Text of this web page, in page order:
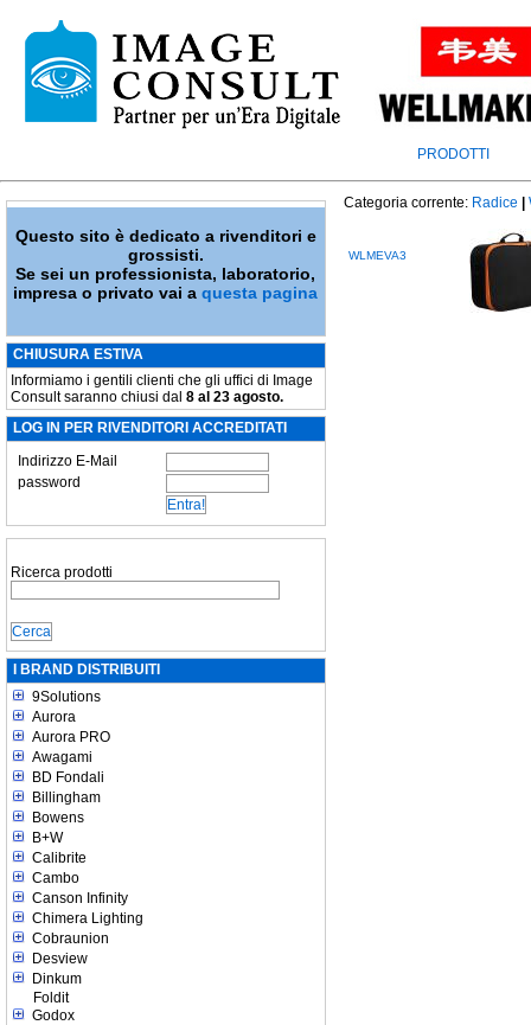
PRODOTTI
Questo sito è dedicato a rivenditori e
grossisti.
Se sei un professionista, laboratorio,
impresa o privato vai aquesta pagina
CHIUSURA ESTIVA
Informiamo i gentili clienti che gli uffici di Image
Consult saranno chiusi dal 8 al 23 agosto.
LOG IN PER RIVENDITORI ACCREDITATI
Indirizzo E-Mail
password
Ricerca prodotti
I BRAND DISTRIBUITI
9Solutions
Aurora
Aurora PRO
Awagami
BD Fondali
Billingham
Bowens
B+W
Calibrite
Cambo
Canson Infinity
Chimera Lighting
Cobraunion
Desview
Dinkum
Foldit
Godox
Categoria corrente: Radice
WLMEVA3